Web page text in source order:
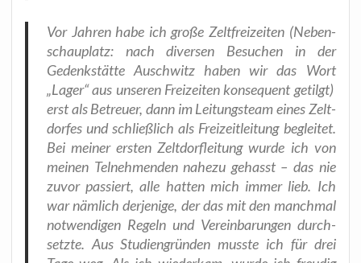
Vor Jah­ren habe ich gro­ße Zelt­frei­zei­ten (Neben­
schau­platz: nach diver­sen Besu­chen in der
Gedenk­stät­te Ausch­witz haben wir das Wort
„Lager“ aus unse­ren Frei­zei­ten kon­se­quent getilgt)
erst als Betreu­er, dann im Lei­tungs­team eines Zelt­
dor­fes und schließ­lich als Frei­zeit­lei­tung beglei­tet.
Bei mei­ner ers­ten Zelt­dorf­lei­tung wur­de ich von
mei­nen Tel­neh­men­den nahe­zu gehasst – das nie
zuvor pas­siert, alle hat­ten mich immer lieb. Ich
war näm­lich der­je­ni­ge, der das mit den manch­mal
not­wen­di­gen Regeln und Ver­ein­ba­run­gen durch­
setz­te. Aus Stu­di­en­grün­den muss­te ich für drei